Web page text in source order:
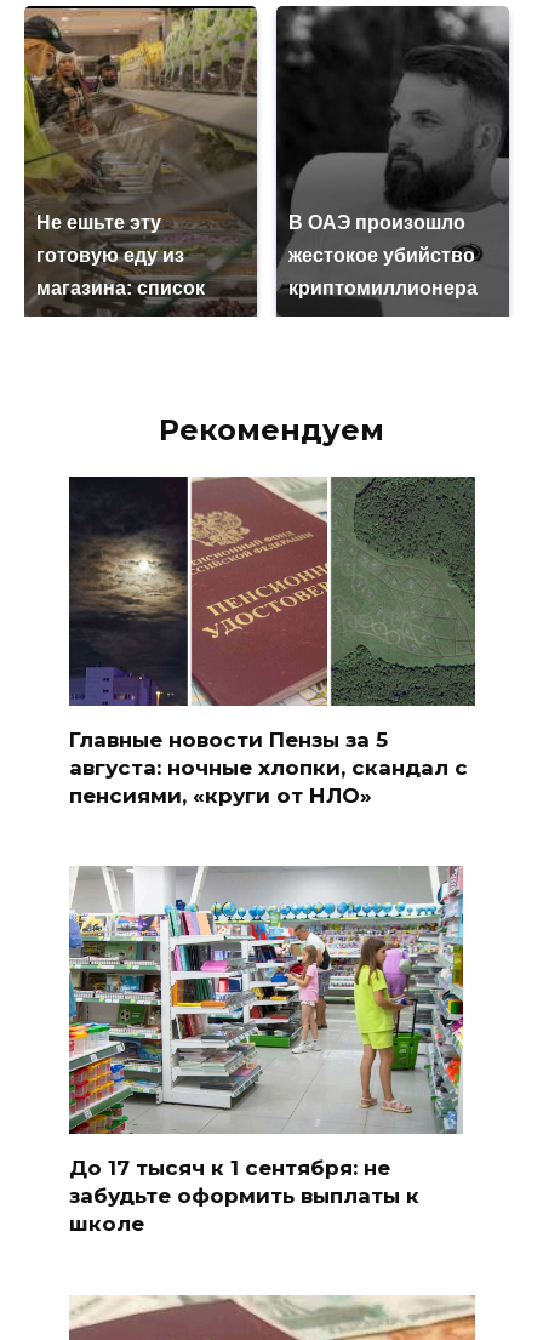
Не ешьте эту
готовую еду из
магазина: список
В ОАЭ произошло
жестокое убийство
криптомиллионера
Рекомендуем
Главные новости Пензы за 5
августа: ночные хлопки, скандал с
пенсиями, «круги от НЛО»
До 17 тысяч к 1 сентября: не
забудьте оформить выплаты к
школе